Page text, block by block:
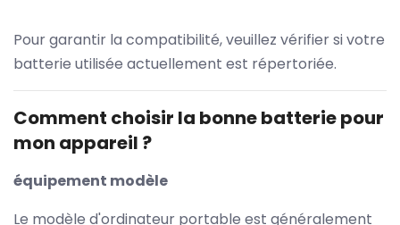
Pour garantir la compatibilité, veuillez vérifier si votre
batterie utilisée actuellement est répertoriée.
Comment choisir la bonne batterie pour
mon appareil ?
équipement modèle
Le modèle d'ordinateur portable est généralement